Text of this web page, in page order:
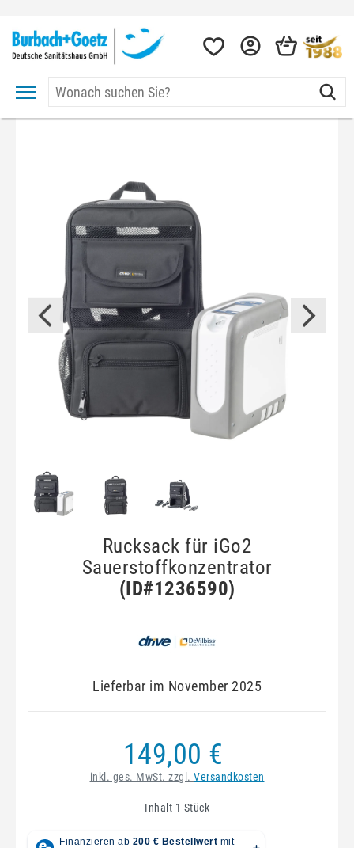
Rucksack für iGo2
Sauerstoffkonzentrator
(ID#1236590)
Lieferbar im November 2025
149,00 €
inkl. ges. MwSt. zzgl. Versandkosten
Inhalt 1 Stück